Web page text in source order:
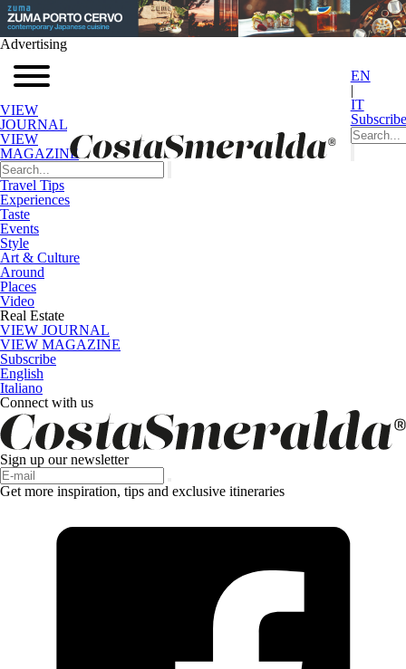
Advertising
VIEW
JOURNAL
VIEW
MAGAZINE
EN
|
IT
Subscribe
Travel Tips
Experiences
Taste
Events
Style
Art & Culture
Around
Places
Video
Real Estate
VIEW JOURNAL
VIEW MAGAZINE
Subscribe
English
Italiano
Connect with us
Sign up our newsletter
Get more inspiration, tips and exclusive itineraries